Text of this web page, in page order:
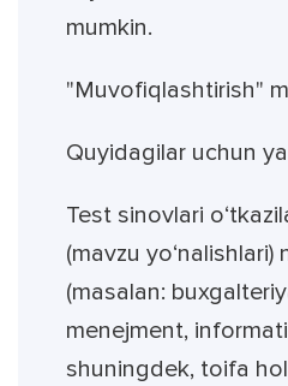
mumkin.
"Muvofiqlashtirish"
Quyidagilar uchun
Test sinovlari
(mavzu yo‘nalishlari)
(masalan:
menejment,
shuningdek, toifa